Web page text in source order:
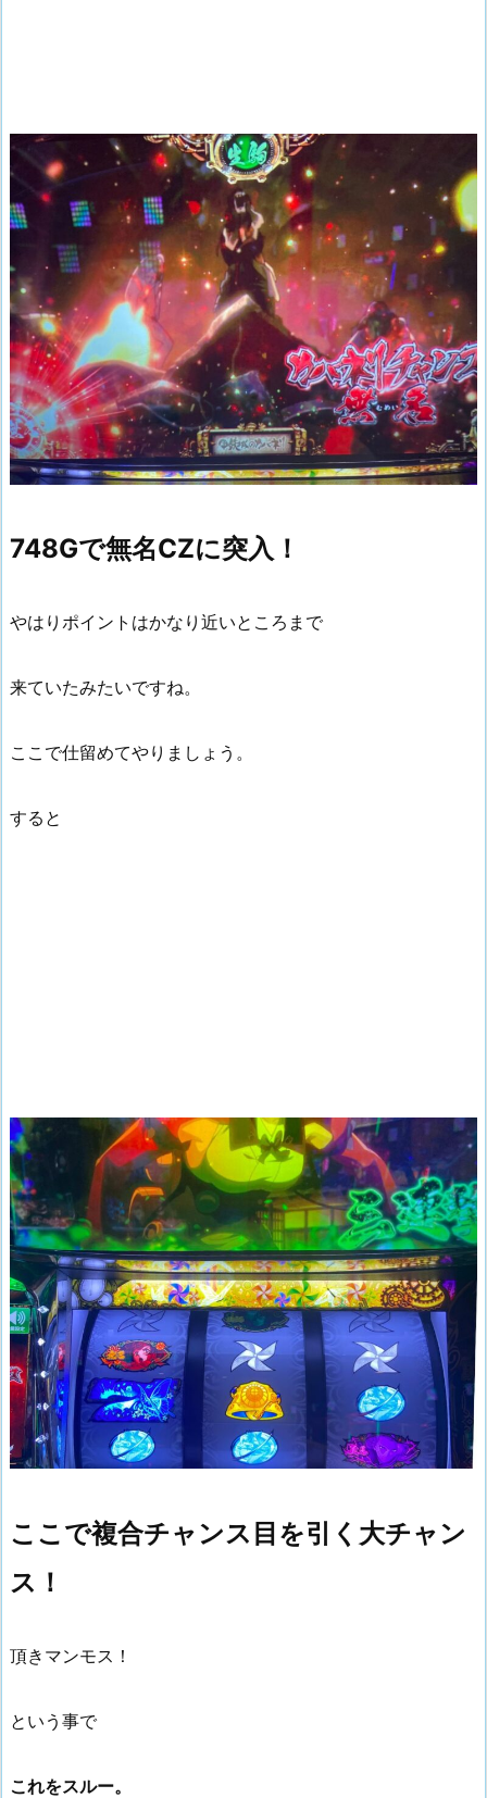
748Gで無名CZに突入！
やはりポイントはかなり近いところまで
来ていたみたいですね。
ここで仕留めてやりましょう。
すると
ここで複合チャンス目を引く大チャン
ス！
頂きマンモス！
という事で
これをスルー。